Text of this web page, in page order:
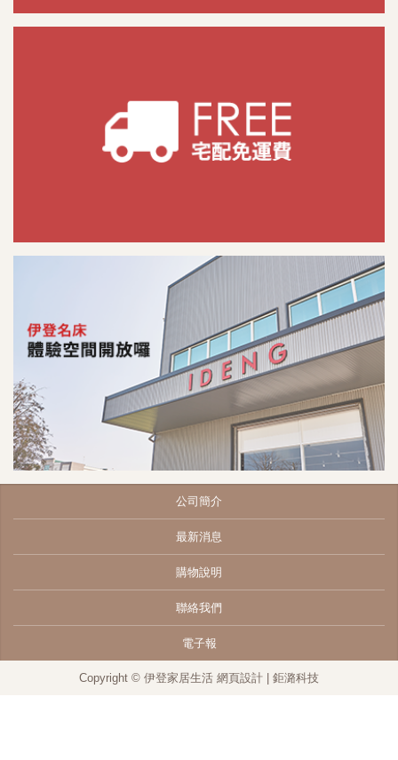
公司簡介
最新消息
購物說明
聯絡我們
電子報
Copyright © 伊登家居生活 網頁設計 | 鉅潞科技